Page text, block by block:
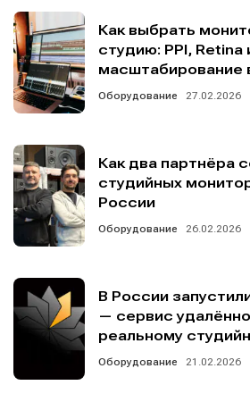
Как выбрать
студию: PPI, Retina
масштабирование
Оборудование 27.02.2026
Как два партнёра
студийных
России
Оборудование 26.02.2026
В России
— сервис
реальному
Оборудование 21.02.2026